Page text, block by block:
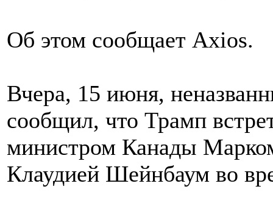
Об этом сообщает Axios.
Вчера, 15 июня,
сообщил, что Трамп
министром Канады
Клаудией Шейнбаум во